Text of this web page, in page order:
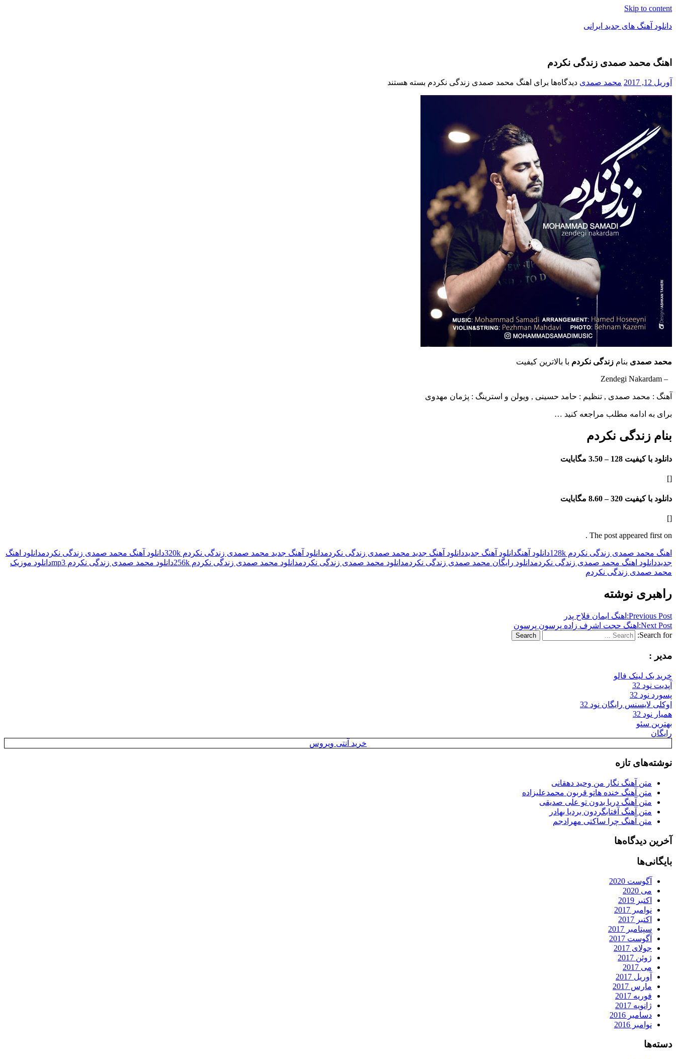
Skip to content
دانلود آهنگ های جدید ایرانی
فول
موزیک
اهنگ محمد صمدی زندگی نکردم
آوریل 12, 2017 محمد صمدی دیدگاه‌ها برای اهنگ محمد صمدی زندگی نکردم بسته هستند
محمد صمدی بنام زندگی نکردم با بالاترین کیفیت
– Zendegi Nakardam
آهنگ : محمد صمدی , تنظیم : حامد حسینی , ویولن و استرینگ : پژمان مهدوی
برای به ادامه مطلب مراجعه کنید …
بنام زندگی نکردم
دانلود با کیفیت 128 – 3.50 مگابایت
[]
دانلود با کیفیت 320 – 8.60 مگابایت
[]
The post appeared first on .
اهنگ محمد صمدی زندگی نکردم 128k دانلود آهنگدانلود آهنگ جدیددانلود آهنگ جدید محمد صمدی زندگی نکردمدانلود آهنگ جدید محمد صمدی زندگی نکردم 320k دانلود آهنگ محمد صمدی زندگی نکردمدانلود اهنگ
جدیددانلود اهنگ محمد صمدی زندگی نکردمدانلود رایگان محمد صمدی زندگی نکردمدانلود محمد صمدی زندگی نکردمدانلود محمد صمدی زندگی نکردم 256k دانلود محمد صمدی زندگی نکردم mp3
دانلود موزیک
محمد صمدی زندگی نکردم
راهبری نوشته
Previous Post: اهنگ ایمان فلاح پدر
Next Post: اهنگ حجت اشرف زاده پرسون پرسون
Search for:
Search
مدیر :
خرید بک لینک فالو
آپدیت نود 32
پسورد نود 32
اوکلی لایسنس رایگان نود 32
همیار نود 32
بهترین سئو
رایگان
خرید آنتی ویروس
نوشته‌های تازه
متن آهنگ نگار من وحید دهقانی
متن آهنگ خنده هاتو قربون محمدعلیزاده
متن آهنگ دریا بدون تو علی صدیقی
متن آهنگ آفتابگردون بردیا بهادر
متن آهنگ چرا ساکتی مهرادجم
آخرین دیدگاه‌ها
بایگانی‌ها
آگوست 2020
می 2020
اکتبر 2019
نوامبر 2017
اکتبر 2017
سپتامبر 2017
آگوست 2017
جولای 2017
ژوئن 2017
می 2017
آوریل 2017
مارس 2017
فوریه 2017
ژانویه 2017
دسامبر 2016
نوامبر 2016
دسته‌ها